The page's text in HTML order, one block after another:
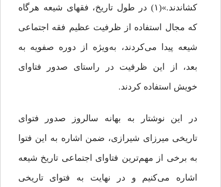
کشاندند.»(۱) در طول تاریخ، فقهای شیعه هرگاه
که مجال استفاده از ظرفیت عظیم فقه اجتماعی
شیعه پیدا می‌کردند، به‌ویژه از دوره صفویه به
بعد، از این ظرفیت در راستای صدور فتاوای
خویش استفاده کردند.
در این نوشتار به بهانه سالروز صدور فتوای
تاریخی میرزای شیرازی، ضمن اشاره به این فتوا
به برخی از مهم‌ترین فتاوای اجتماعی تاریخ شیعه
اشاره می‌کنیم و در نهایت به فتوای تاریخی